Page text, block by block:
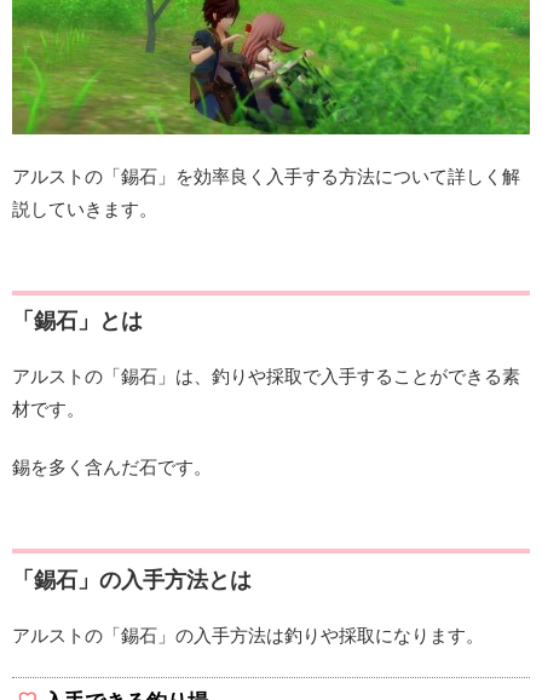
アルストの「錫石」を効率良く入手する方法について詳しく解
説していきます。
「錫石」とは
アルストの「錫石」は、釣りや採取で入手することができる素
材です。
錫を多く含んだ石です。
「錫石」の入手方法とは
アルストの「錫石」の入手方法は釣りや採取になります。